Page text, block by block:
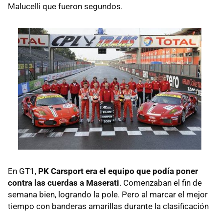
Malucelli que fueron segundos.
En GT1, PK Carsport era el equipo que podía poner
contra las cuerdas a Maserati. Comenzaban el fin de
semana bien, logrando la pole. Pero al marcar el mejor
tiempo con banderas amarillas durante la clasificación